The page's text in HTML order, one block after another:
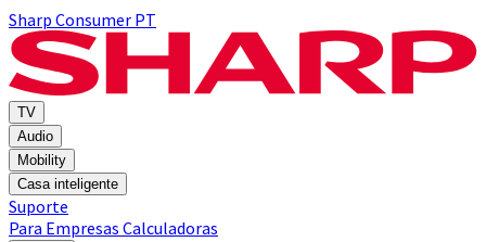
Sharp Consumer PT
TV
Audio
Mobility
Casa inteligente
Suporte
Para Empresas Calculadoras